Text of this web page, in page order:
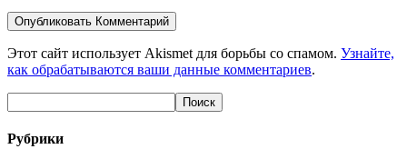
Этот сайт использует Akismet для борьбы со спамом. Узнайте,
как обрабатываются ваши данные комментариев.
Рубрики